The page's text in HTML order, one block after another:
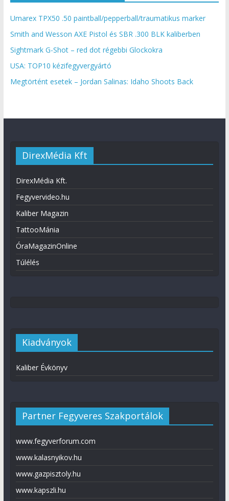
Umarex TPX50 .50 paintball/pepperball/traumatikus marker
Smith and Wesson AXE Pistol és SBR .300 BLK kaliberben
Sightmark G-Shot – red dot régebbi Glockokra
USA: TOP10 kézifegyvergyártó
Megtörtént esetek – Jordan Salinas: Idaho Shoots Back
DirexMédia Kft
DirexMédia Kft.
Fegyvervideo.hu
Kaliber Magazin
TattooMánia
ÓraMagazinOnline
Túlélés
Kiadványok
Kaliber Évkönyv
Partner Fegyveres Szakportálok
www.fegyverforum.com
www.kalasnyikov.hu
www.gazpisztoly.hu
www.kapszli.hu